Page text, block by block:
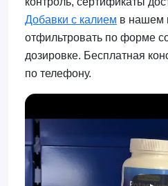
Добавки с калием в нашем
отфильтровать по форме
дозировке. Бесплатная
по телефону.